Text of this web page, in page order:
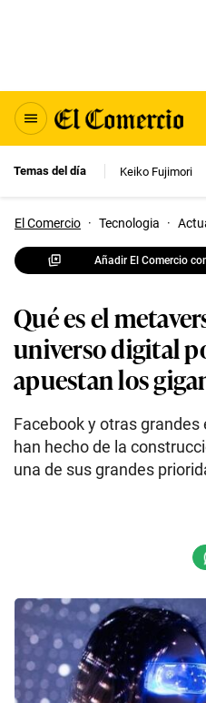
Temas del día Keiko Fujimori
El Comercio · Tecnologia ·
Añadir El Comercio
Qué es el
universo digital
apuestan los
Facebook y otras
han hecho de la
una de sus grandes